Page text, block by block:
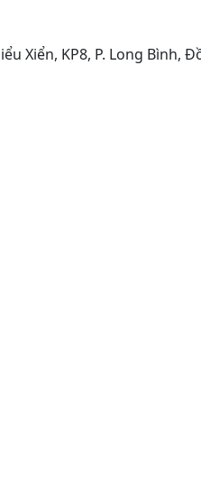
Xiển, KP8, P. Long Bình,